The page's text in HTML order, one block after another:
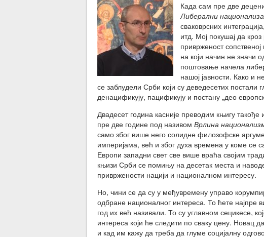
Када сам пре две
Либерални
сваковрсних
итд. Мој покушај да
приврженост
на који начин не значи
поштовање начела
нашој јавности. Како и
се заблудели Срби који су деведесетих
денацификују, пацификују и постану „део
Двадесет година касније преводим књигу
пре две године под називом Врлина
само због више него солидне филозофске
империјама, већ и због духа времена у коме се
Европи западни свет све више враћа својим
књизи Срби се помињу на десетак места и
привржености нацији и националном интересу.
Но, чини се да су у међувремену управо
одбране националног интереса. То ћете најпре
год их већ називали. То су углавном сецикесе,
интереса који ће следити по сваку цену. Новац
и кад им кажу да треба да глуме социјалну